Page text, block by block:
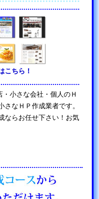
こちら！
・小さな会社・個人のＨ
さなＨＰ作成業者です。
ならお任せ下さい！お気